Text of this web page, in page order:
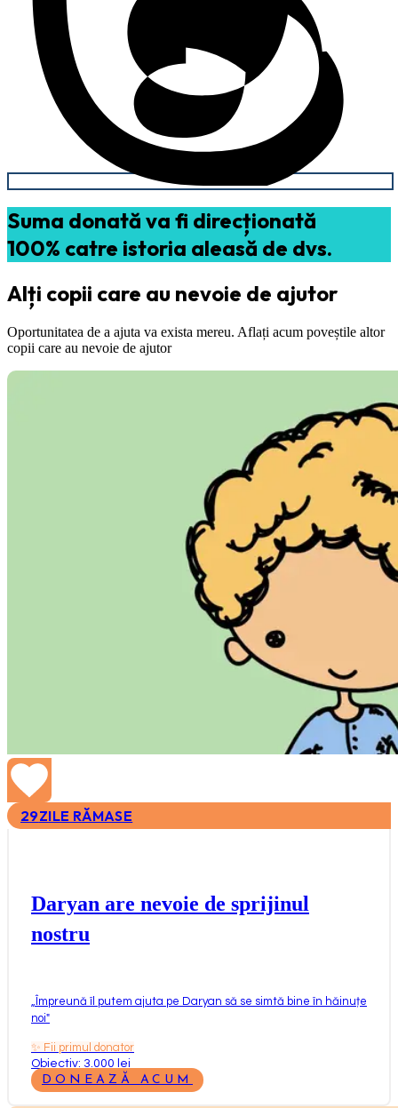
Suma donată va fi direcționată
100% catre istoria aleasă de dvs.
Alți copii care au nevoie de ajutor
Oportunitatea de a ajuta va exista mereu. Aflați acum poveștile altor
copii care au nevoie de ajutor
29ZILE RĂMASE
Daryan are nevoie de sprijinul
nostru
Împreună îl putem ajuta pe Daryan să se simtă bine în hăinuțe
noi"
✨ Fii primul donator
Obiectiv: 3.000 lei
DONEAZĂ ACUM